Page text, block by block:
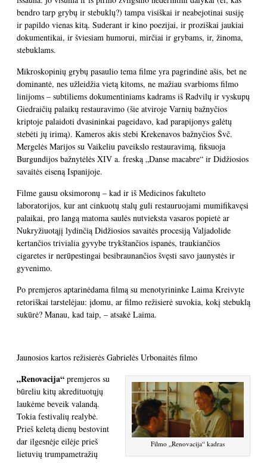
bendro tarp grybų ir stebuklų?) tampa visiškai ir neabejotinai susiję
ir papildo vienas kitą. Suderant ir kino poezijai, ir proziškai jaukiai
dokumentikai, ir šviesiam humorui, mirčiai ir grybams, ir, žinoma,
stebuklams.
Mikroskopinių grybų pasaulio tema filme yra pagrindinė ašis, bet ne
dominantė, nes užleidžia vietą kitoms, ne mažiau svarbioms filmo
linijoms – subtiliems dokumentiniams kadrams iš Radvilų ir vyskupų
Giedraičių palaikų restauravimo (šie atviroje Varnių bažnyčios
kriptoje palaidoti dvasininkai pageidavo, kad parapijonys galėtų
stebėti jų irimą). Kameros akis stebi Krekenavos bažnyčios Švč.
Mergelės Marijos su Vaikeliu paveikslo restauravimą, fiksuoja
Burgundijos bažnytėlės XIV a. freską „Danse macabre“ ir Didžiosios
savaitės eiseną Ispanijoje.
Filme gausu oksimoronų – kad ir iš Medicinos fakulteto
laboratorijos, kur ant cinkuotų stalų guli restauruojami mumifikavęsi
palaikai, pro langą matoma saulės nutvieksta vasaros popietė ar
Nukryžiuotąjį lydinčią Didžiosios savaitės procesiją Valjadolide
kertančios trivialia gyvybe trykštančios ispanės, traukiančios
cigaretes ir nerūpestingai besibraunančios švęsti savo jaunystės ir
gyvenimo.
Po premjeros aptarinėdama filmą su menotyrininke Laima Kreivyte
retoriškai tarstelėjau: įdomu, ar filmo režisierė suvokia, kokį stebuklą
sukūrė? Manau, kad taip, – atsakė Laima.
Jaunosios kartos režisierės Gabrielės Urbonaitės filmo
Filmo „Renovacija“ kadras
„Renovacija“ premjeros su
būreliu kitų akredituotųjų
laukėme beveik valandą.
Tokia festivalių realybė.
Prieš keletą dienų bestovint
dar ilgesnėje eilėje prieš
lietuvių trumpametražių